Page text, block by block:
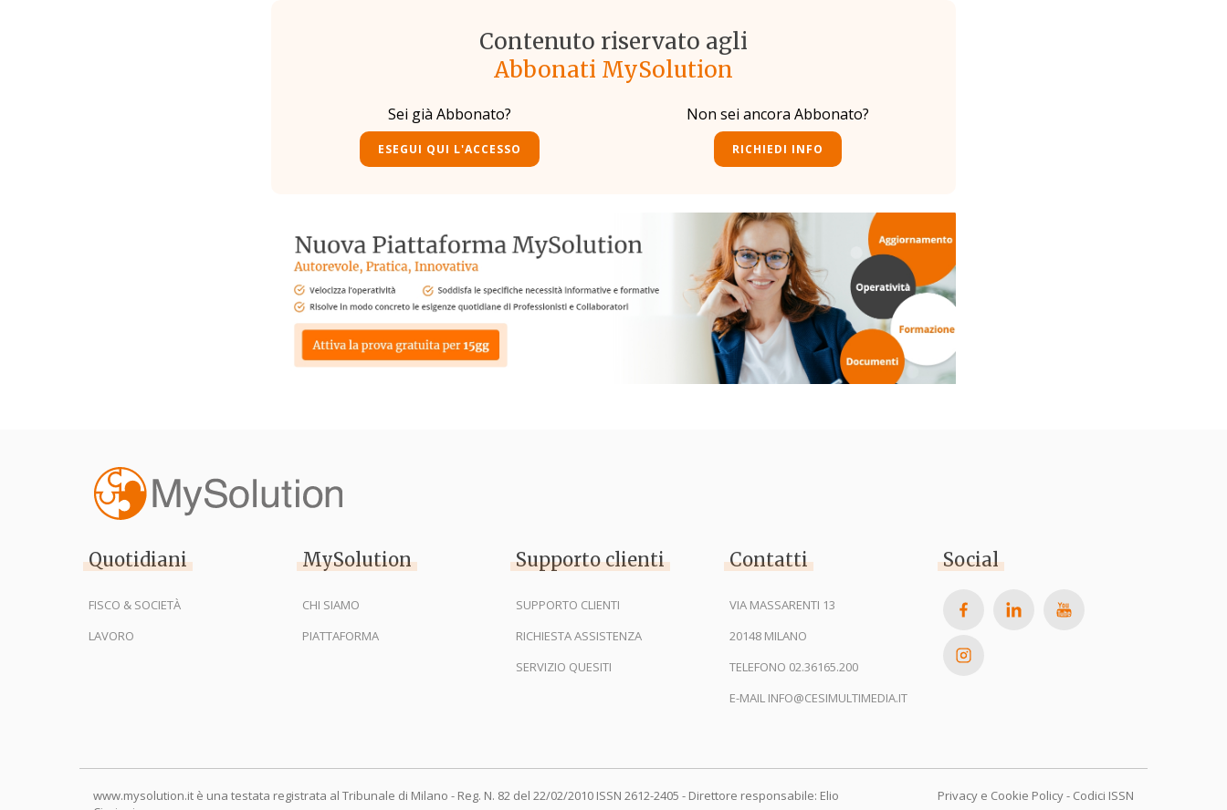
Contenuto riservato agli
Abbonati MySolution
Sei già Abbonato?
ESEGUI QUI L'ACCESSO
Non sei ancora Abbonato?
RICHIEDI INFO
Quotidiani
FISCO & SOCIETÀ
LAVORO
MySolution
CHI SIAMO
PIATTAFORMA
Supporto clienti
SUPPORTO CLIENTI
RICHIESTA ASSISTENZA
SERVIZIO QUESITI
Contatti
VIA MASSARENTI 13
20148 MILANO
TELEFONO 02.36165.200
E-MAIL INFO@CESIMULTIMEDIA.IT
Social
www.mysolution.it è una testata registrata al Tribunale di Milano - Reg. N. 82 del 22/02/2010 ISSN 2612-2405 - Direttore responsabile: Elio
Privacy e Cookie Policy- Codici ISSN